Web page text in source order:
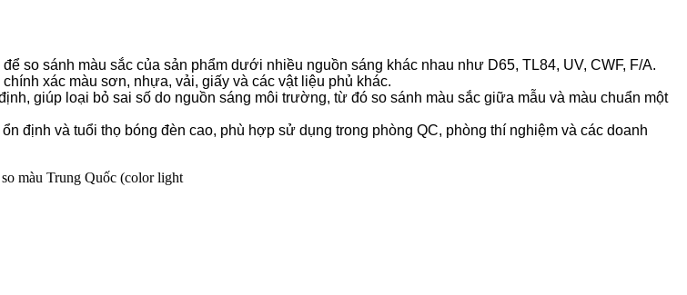
so sánh màu sắc của sản phẩm dưới nhiều nguồn sáng khác nhau như D65, TL84, UV, CWF, F/A.
xác màu sơn, nhựa, vải, giấy và các vật liệu phủ khác.
giúp loại bỏ sai số do nguồn sáng môi trường, từ đó so sánh màu sắc giữa mẫu và màu chuẩn một
định và tuổi thọ bóng đèn cao, phù hợp sử dụng trong phòng QC, phòng thí nghiệm và các doanh